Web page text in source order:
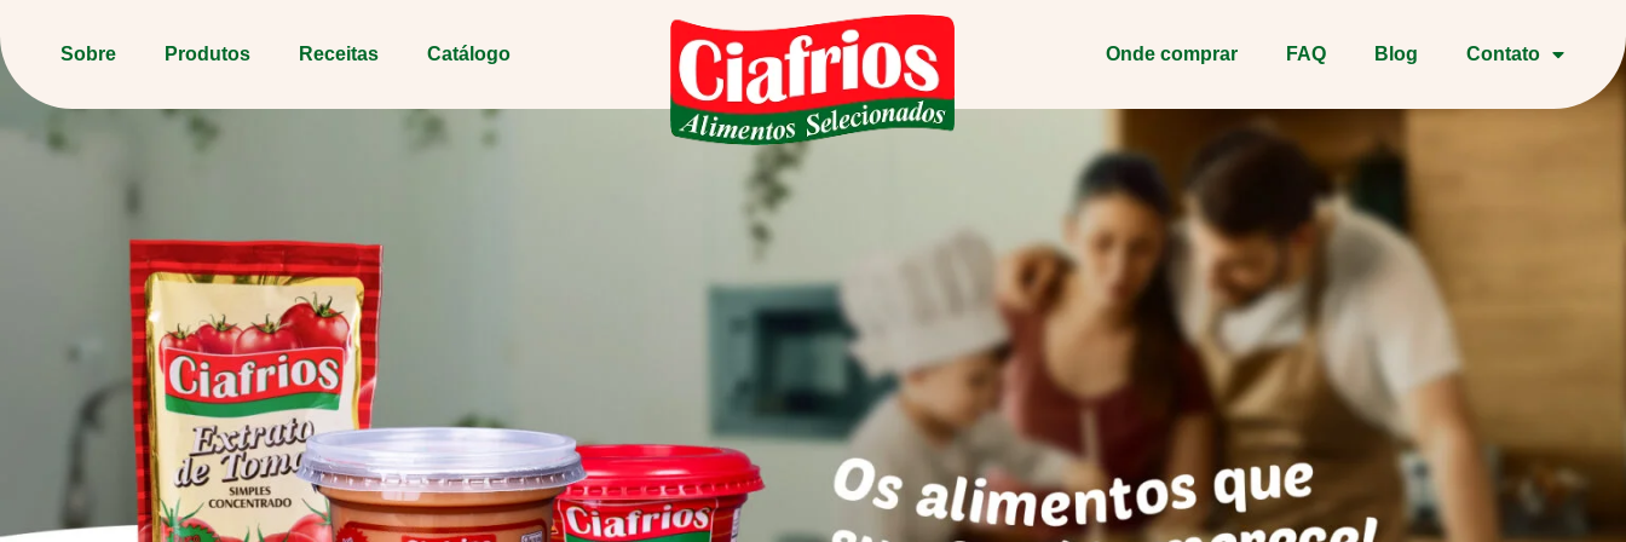
Sobre Produtos Receitas Catálogo Onde comprar FAQ Blog Contato